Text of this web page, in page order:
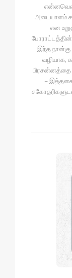
அடையாளம்
என
இந்த
வழியாக,
–